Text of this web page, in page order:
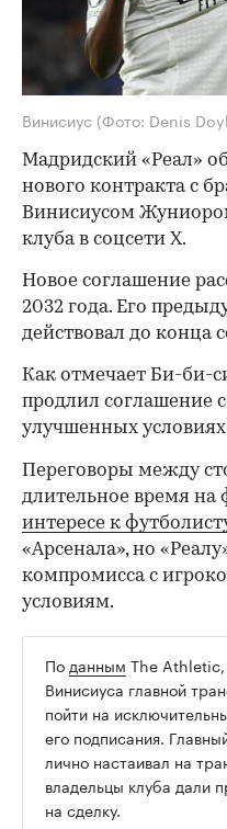
Винисиус (Фото: Denis
Мадридский «Реал»
нового контракта с
Винисиусом
клуба в соцсети X.
Новое соглашение
2032 года. Его
действовал до конца
Как отмечает Би-би-
продлил соглашение
улучшенных
/
Переговоры между
длительное время
интересе к
«Арсенала», но
компромисса с
условиям.
По данным The Athletic,
Винисиуса главной
пойти на
его подписания.
лично настаивал на
владельцы клуба дали
на сделку.